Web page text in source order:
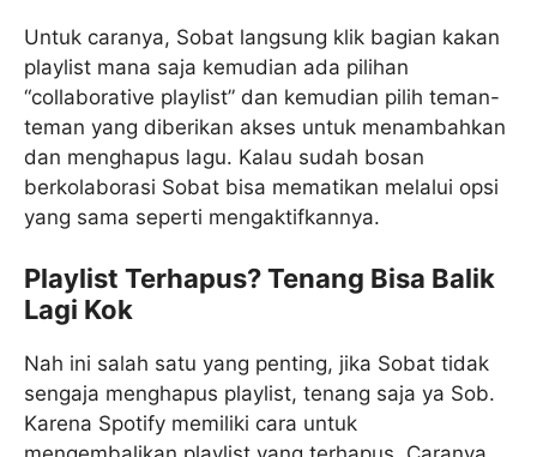
Untuk caranya, Sobat langsung klik bagian kakan
playlist mana saja kemudian ada pilihan
“collaborative playlist” dan kemudian pilih teman-
teman yang diberikan akses untuk menambahkan
dan menghapus lagu. Kalau sudah bosan
berkolaborasi Sobat bisa mematikan melalui opsi
yang sama seperti mengaktifkannya.
Playlist Terhapus? Tenang Bisa Balik
Lagi Kok
Nah ini salah satu yang penting, jika Sobat tidak
sengaja menghapus playlist, tenang saja ya Sob.
Karena Spotify memiliki cara untuk